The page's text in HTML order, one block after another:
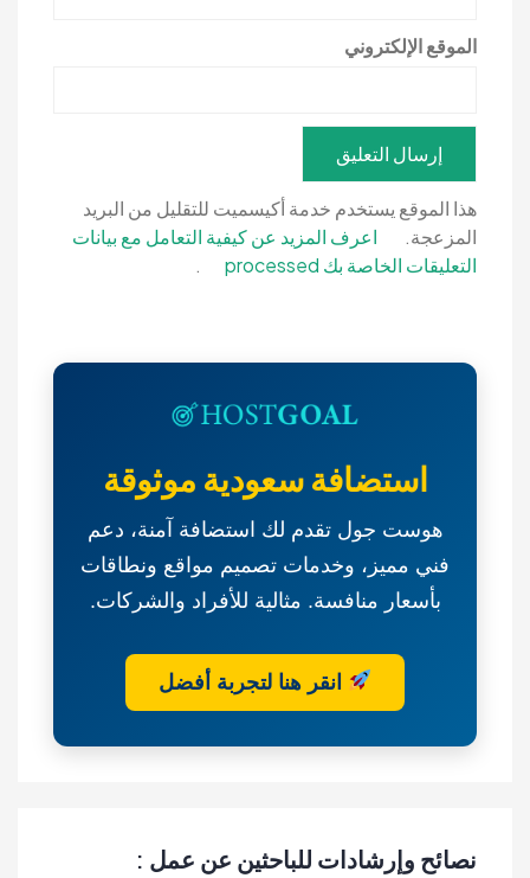
الموقع الإلكتروني
هذا الموقع يستخدم خدمة أكيسميت للتقليل من البريد
المزعجة.
اعرف المزيد عن كيفية التعامل مع بيانات
التعليقات الخاصة بك processed
.
استضافة سعودية موثوقة
هوست جول تقدم لك استضافة آمنة، دعم
فني مميز، وخدمات تصميم مواقع ونطاقات
بأسعار منافسة. مثالية للأفراد والشركات.
انقر هنا لتجربة أفضل
نصائح وإرشادات للباحثين عن عمل :